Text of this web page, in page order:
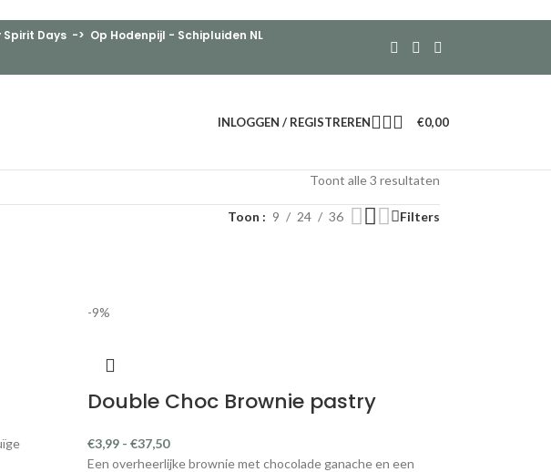
Days -> Op Hodenpijl - Schipluiden NL
INLOGGEN / REGISTREREN €0,00
Toont alle 3 resultaten
Toon 9 24 36 Filters
-9%
Double Choc Brownie pastry
€3,99 - €37,50
Een overheerlijke brownie met chocolade ganache en een